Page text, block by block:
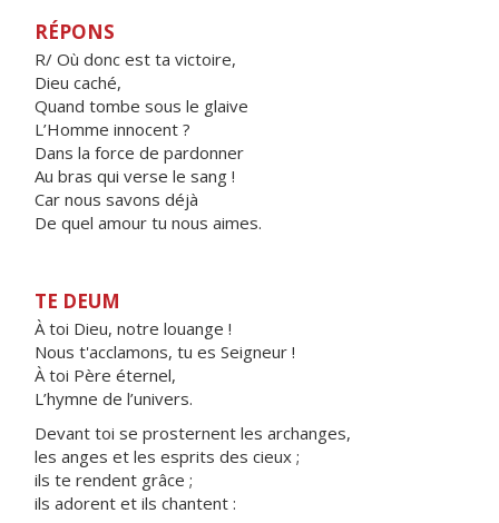
RÉPONS
R/ Où donc est ta victoire,
Dieu caché,
Quand tombe sous le glaive
L’Homme innocent ?
Dans la force de pardonner
Au bras qui verse le sang !
Car nous savons déjà
De quel amour tu nous aimes.
TE DEUM
À toi Dieu, notre louange !
Nous t'acclamons, tu es Seigneur !
À toi Père éternel,
L’hymne de l’univers.
Devant toi se prosternent les archanges,
les anges et les esprits des cieux ;
ils te rendent grâce ;
ils adorent et ils chantent :